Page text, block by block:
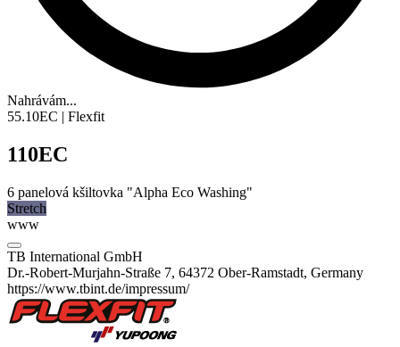
Nahrávám...
55.10EC | Flexfit
110EC
6 panelová kšiltovka "Alpha Eco Washing"
Stretch
www
TB International GmbH
Dr.-Robert-Murjahn-Straße 7, 64372 Ober-Ramstadt, Germany
https://www.tbint.de/impressum/